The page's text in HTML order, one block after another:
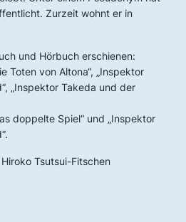
Zurzeit wohnt er in
und Hörbuch erschienen:
Toten von Altona“, „Inspektor
„Inspektor Takeda und der
doppelte Spiel“ und „Inspektor
Tsutsui-Fitschen